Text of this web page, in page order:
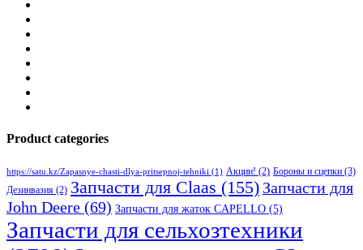
Product categories
https://satu.kz/Zapasnye-chasti-dlya-pritsepnoj-tehniki (1) Акции! (2) Бороны и сцепки (3)
Дезинвазия (2) Запчасти для Claas (155) Запчасти для
John Deere (69) Запчасти для жаток CAPELLO (5)
Запчасти для сельхозтехники